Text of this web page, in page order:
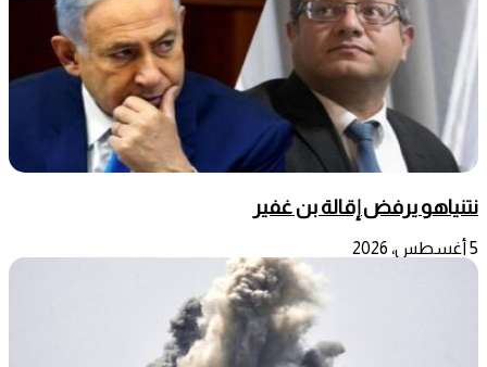
نتنياهو يرفض إقالة بن غفير
5 أغسطس، 2026